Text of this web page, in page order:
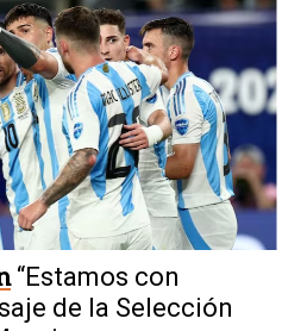
“Estamos con
de la Selección